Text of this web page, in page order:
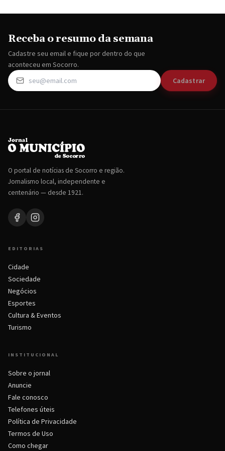
Receba o resumo da semana
Cadastre seu email e fique por dentro do que
aconteceu em Socorro.
Cadastrar
O portal de notícias de Socorro e região.
Jornalismo local, independente e
centenário — desde 1921.
EDITORIAS
Cidade
Sociedade
Negócios
Esportes
Cultura & Eventos
Turismo
INSTITUCIONAL
Sobre o jornal
Anuncie
Fale conosco
Telefones úteis
Política de Privacidade
Termos de Uso
Como chegar